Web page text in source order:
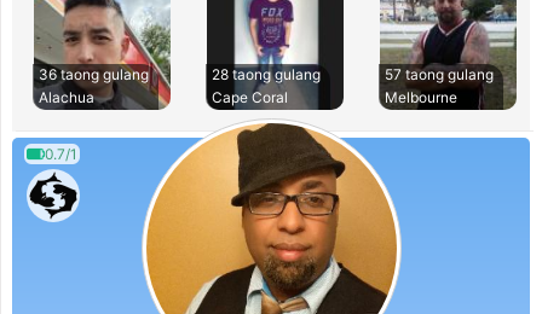
36 taong gulang
Alachua
28 taong gulang
Cape Coral
57 taong gulang
Melbourne
0.7/1